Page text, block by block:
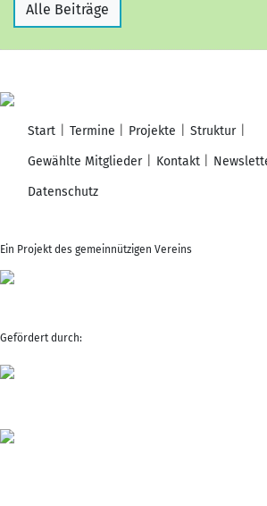
Alle Beiträge
Start Termine Projekte
Struktur
Gewählte Mitglieder
Kontakt
Datenschutz
Ein Projekt des gemeinnützigen Vereins
Gefördert durch: